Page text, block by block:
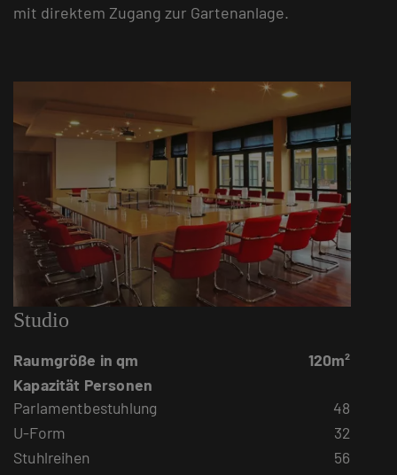
mit direktem Zugang zur Gartenanlage.
Studio
Raumgröße in qm
120m²
Kapazität Personen
Parlamentbestuhlung
48
U-Form
32
Stuhlreihen
56